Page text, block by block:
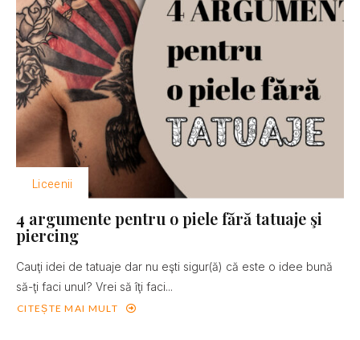
Liceenii
4 argumente pentru o piele fără tatuaje şi
piercing
Cauţi idei de tatuaje dar nu eşti sigur(ă) că este o idee bună
să-ţi faci unul? Vrei să îţi faci...
CITEȘTE MAI MULT